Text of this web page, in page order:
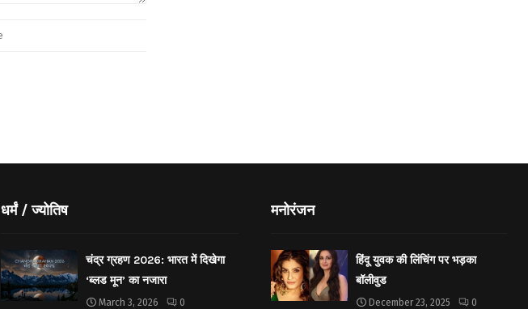
धर्मं / ज्योतिष
चंद्र ग्रहण 2026: भारत में दिखेगा
‘ब्लड मून’ का नजारा
March 3, 2026 0
मनोरंजन
हिंदू युवक की लिंचिंग पर भड़का
बॉलीवुड
December 23, 2025 0